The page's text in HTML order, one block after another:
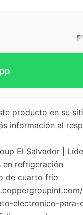
de la Libertad,
C #5, Santa Tecla
producto en su
información al
El Salvador |
en refrigeración
de cuarto frío
electronico-para-